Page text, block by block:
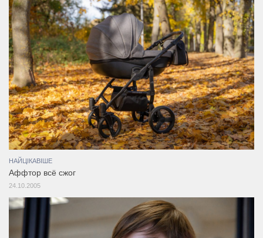
НАЙЦІКАВІШЕ
Аффтор всё сжог
24.10.2005